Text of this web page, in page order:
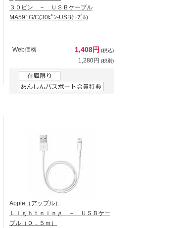
３０ピン － ＵＳＢケーブル
MA591G/C(30ﾋﾟﾝ-USBｹｰﾌﾞﾙ)
Web価格 1,408円 (税込)
1,280円 (税別)
Apple（アップル）
Ｌｉｇｈｔｎｉｎｇ － ＵＳＢケー
ブル（０．５ｍ）